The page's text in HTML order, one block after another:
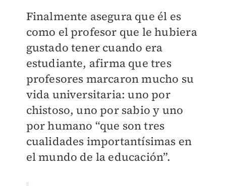
Finalmente asegura que él es
como el profesor que le hubiera
gustado tener cuando era
estudiante, afirma que tres
profesores marcaron mucho su
vida universitaria: uno por
chistoso, uno por sabio y uno
por humano “que son tres
cualidades importantísimas en
el mundo de la educación”.